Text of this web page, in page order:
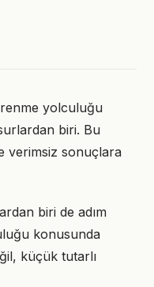
yolculuğu
biri. Bu
verimsiz sonuçlara
biri de adım
konusunda
küçük tutarlı